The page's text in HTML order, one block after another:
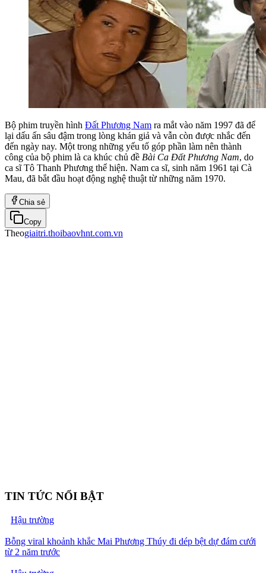
Bộ phim truyền hình Đất Phương Nam ra mắt vào năm 1997 đã để
lại dấu ấn sâu đậm trong lòng khán giả và vẫn còn được nhắc đến
đến ngày nay. Một trong những yếu tố góp phần làm nên thành
công của bộ phim là ca khúc chủ đề Bài Ca Đất Phương Nam, do
ca sĩ Tô Thanh Phương thể hiện. Nam ca sĩ, sinh năm 1961 tại Cà
Mau, đã bắt đầu hoạt động nghệ thuật từ những năm 1970.
Chia sẻ
Copy
Theogiaitri.thoibaovhnt.com.vn
TIN TỨC NỔI BẬT
Hậu trường
Bỗng viral khoảnh khắc Mai Phương Thúy đi dép bệt dự đám cưới
từ 2 năm trước